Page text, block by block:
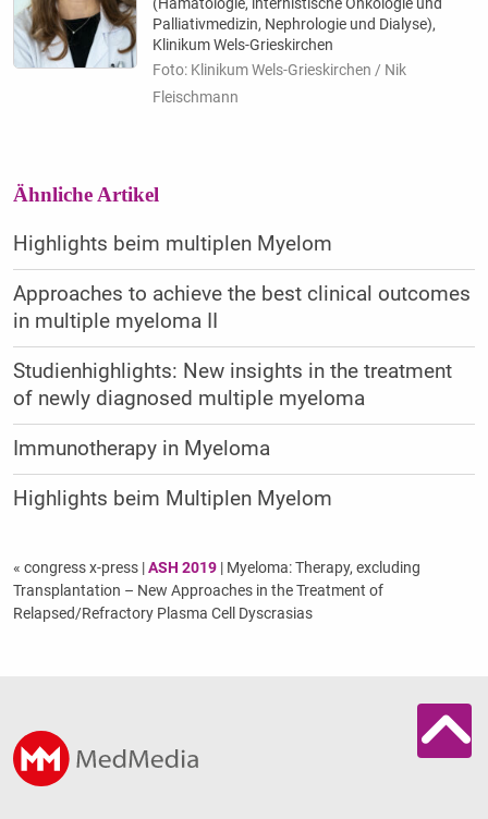
Palliativmedizin, Nephrologie und Dialyse),
Klinikum Wels-Grieskirchen
Foto: Klinikum Wels-Grieskirchen / Nik
Fleischmann
Ähnliche Artikel
Highlights beim multiplen Myelom
Approaches to achieve the best clinical outcomes
in multiple myeloma II
Studienhighlights: New insights in the treatment
of newly diagnosed multiple myeloma
Immunotherapy in Myeloma
Highlights beim Multiplen Myelom
« congress x-press |ASH 2019| Myeloma: Therapy, excluding
Transplantation – New Approaches in the Treatment of
Relapsed/Refractory Plasma Cell Dyscrasias